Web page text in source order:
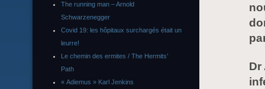
Dr
The running man – Arnold
Schwarzenegger
Covid 19: les hôpitaux surchargés était un
leurre!
Le chemin des ermites / The Hermits’
Path
« Adiemus » Karl Jenkins